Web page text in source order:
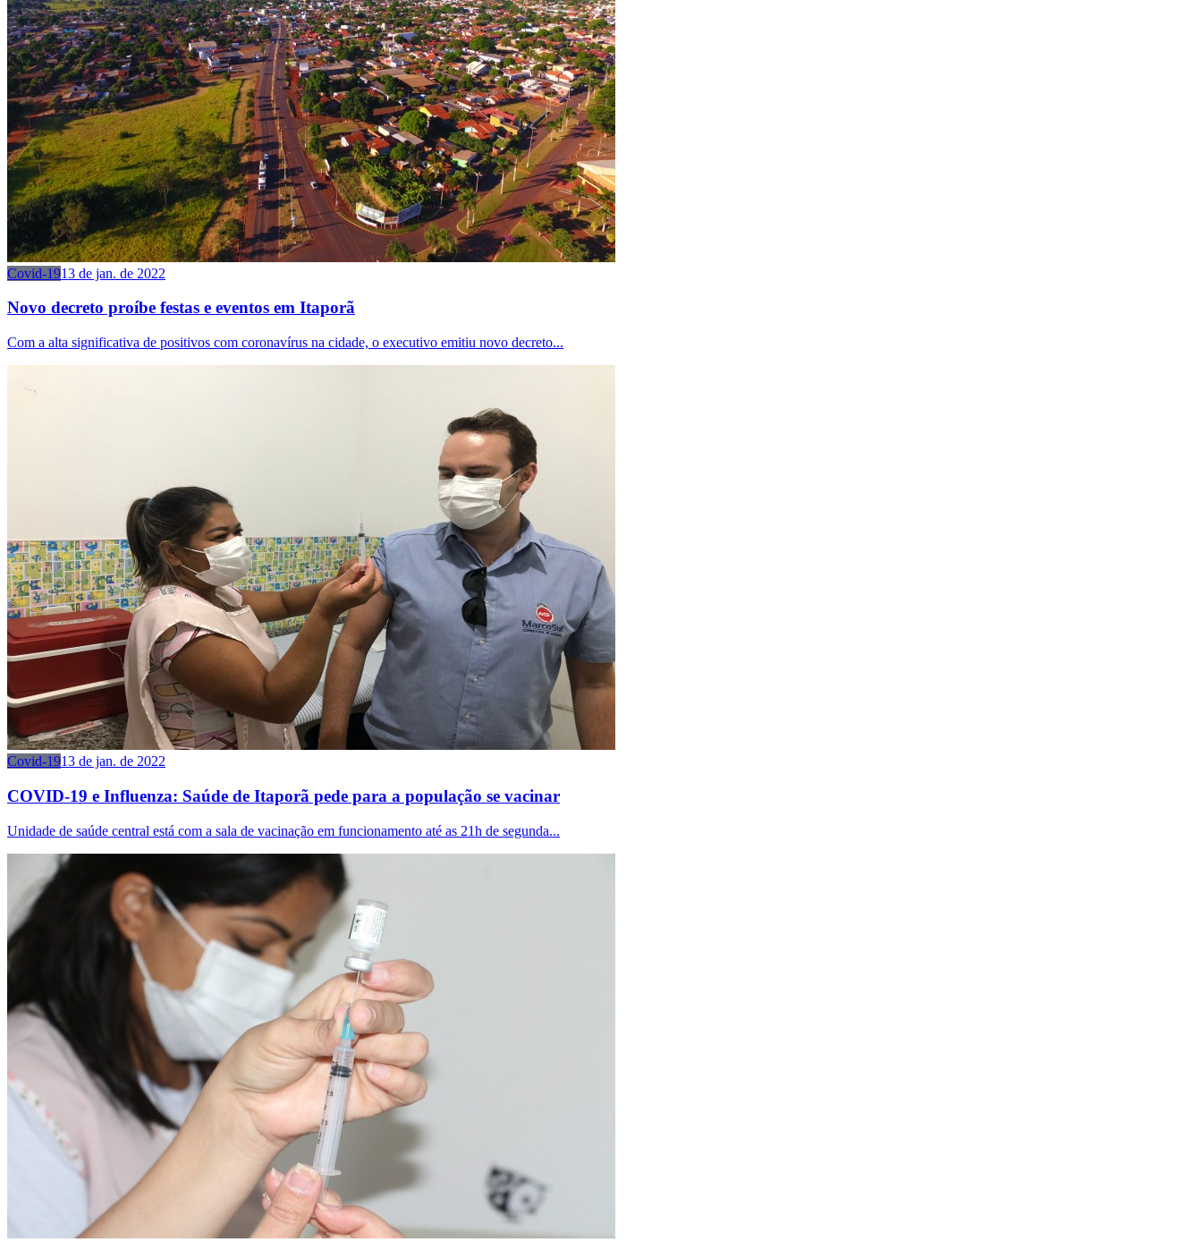
Covid-1913 de jan. de 2022
Novo decreto proíbe festas e eventos em Itaporã
Com a alta significativa de positivos com coronavírus na cidade, o executivo emitiu novo decreto...
Covid-1913 de jan. de 2022
COVID-19 e Influenza: Saúde de Itaporã pede para a população se vacinar
Unidade de saúde central está com a sala de vacinação em funcionamento até as 21h de segunda...